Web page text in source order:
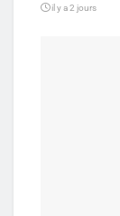
il y a 2 jours